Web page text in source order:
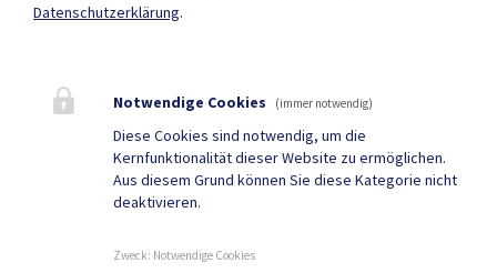
Mehr
Quicklinks
Geko digital Gemeinde-
Müll App
Tourismus
Aktuelles
Datenschutzerklärung.
Notwendige Cookies (immer notwendig)
Diese Cookies sind notwendig, um die
Kernfunktionalität dieser Website zu ermöglichen.
Aus diesem Grund können Sie diese Kategorie nicht
deaktivieren.
Zweck: Notwendige Cookies